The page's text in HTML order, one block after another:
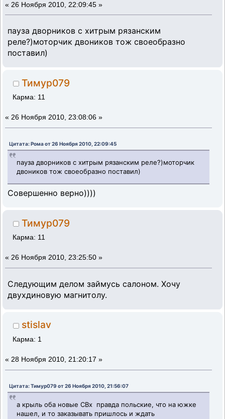
« 26 Ноября 2010, 22:09:45 »
пауза дворников с хитрым рязанским
реле?)моторчик двоников тож своеобразно
поставил)
Тимур079
Карма: 11
« 26 Ноября 2010, 23:08:06 »
Цитата: Рома от 26 Ноября 2010, 22:09:45
пауза дворников с хитрым рязанским реле?)моторчик
двоников тож своеобразно поставил)
Совершенно верно))))
Тимур079
Карма: 11
« 26 Ноября 2010, 23:25:50 »
Следующим делом займусь салоном. Хочу
двухдиновую магнитолу.
stislav
Карма: 1
« 28 Ноября 2010, 21:20:17 »
Цитата: Тимур079 от 26 Ноября 2010, 21:56:07
а крыль оба новые СВх правда польские, что на южке
нашел, и то заказывать пришлось и ждать